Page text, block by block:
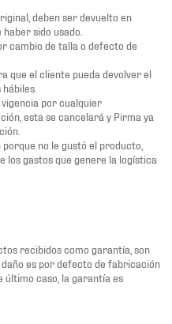
deben ser devuelto en
sido usado.
cambio de talla o defecto de
que el cliente pueda devolver el
vigencia por cualquier
esta se cancelará y Pirma ya
no le gustó el producto,
los gastos que genere la logística
recibidos como garantía, son
es por defecto de fabricación
último caso, la garantía es